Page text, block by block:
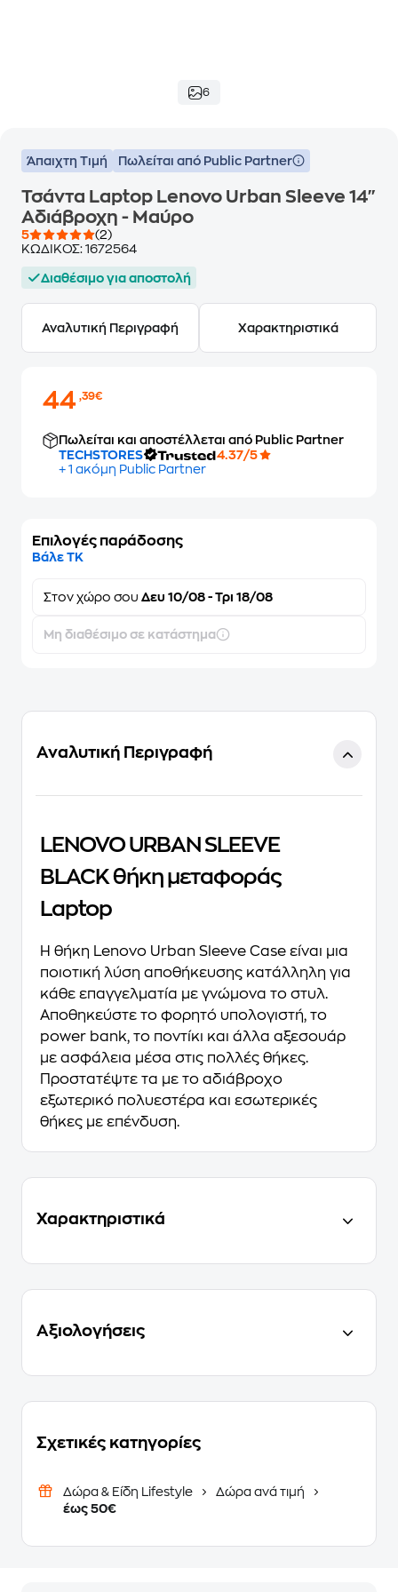
6
Άπαιχτη Τιμή Πωλείται από Public Partner
Τσάντα Laptop Lenovo Urban Sleeve 14"
Αδιάβροχη - Μαύρο
5
(2)
ΚΩΔΙΚΟΣ: 1672564
Διαθέσιμο για αποστολή
Αναλυτική Περιγραφή Χαρακτηριστικά
44,39€
Πωλείται και αποστέλλεται από Public Partner
TECHSTORES
4.37/5
+ 1 ακόμη Public Partner
Επιλογές παράδοσης
Βάλε ΤΚ
Στον χώρο σου Δευ 10/08 - Τρι 18/08
Μη διαθέσιμο σε κατάστημα
Αναλυτική Περιγραφή
LENOVO URBAN SLEEVE
BLACK θήκη μεταφοράς
Laptop
Η θήκη Lenovo Urban Sleeve Case είναι μια
ποιοτική λύση αποθήκευσης κατάλληλη για
κάθε επαγγελματία με γνώμονα το στυλ.
Αποθηκεύστε το φορητό υπολογιστή, το
power bank, το ποντίκι και άλλα αξεσουάρ
με ασφάλεια μέσα στις πολλές θήκες.
Προστατέψτε τα με το αδιάβροχο
εξωτερικό πολυεστέρα και εσωτερικές
θήκες με επένδυση.
Χαρακτηριστικά
Αξιολογήσεις
Σχετικές κατηγορίες
Δώρα & Είδη Lifestyle
Δώρα ανά τιμή
έως 50€